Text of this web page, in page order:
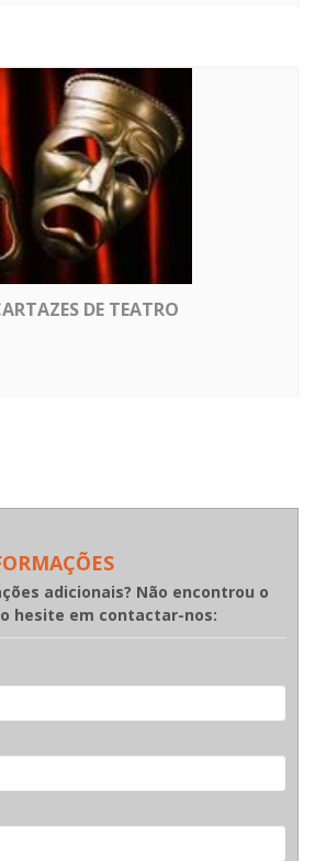
DE TEATRO
adicionais? Não encontrou o
hesite em contactar-nos: